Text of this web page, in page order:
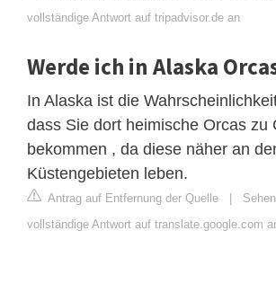
vollständige Antwort auf tripadvisor.de an
Werde ich in Alaska
In Alaska ist die
dass Sie dort heimische Orcas zu
bekommen , da diese näher an
Küstengebieten leben.
Antrag auf Entfernung der Quelle
vollständige Antwort auf translate.google.com